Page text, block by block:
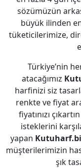
sözümüzün
büyük ilinden
tüketicilerimize,
Türkiye’nin
atacağımız
harfinizi siz
renkte ve fiyat
fiyatınızı
isteklerini
yapan
müşterilerimizin
şık